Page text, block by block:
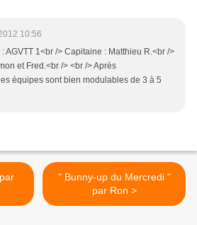
10:56
: AGVTT 1<br /> Capitaine : Matthieu R.<br />
et Fred.<br /> <br /> Après
équipes sont bien modulables de 3 à 5
" Bunny-up du Mercredi "
par Ron >